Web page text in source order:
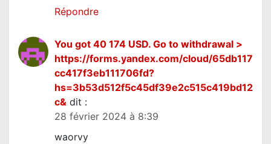
Répondre
You got 40 174 USD. Gо tо withdrаwаl >
https://forms.yandex.com/cloud/65db117
cc417f3eb111706fd?
hs=3b53d512f5c45df39e2c515c419bd12
c& dit :
28 février 2024 à 8:39
waorvy